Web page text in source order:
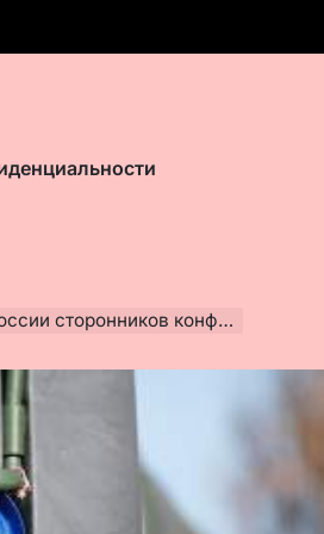
конфронтации с НАТО